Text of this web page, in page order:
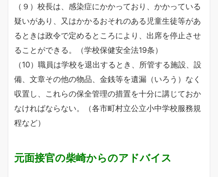
（９）校長は、感染症にかかっており、かかっている
疑いがあり、又はかかるおそれのある児童生徒等があ
るときは政令で定めるところにより、出席を停止させ
ることができる。（学校保健安全法19条）
（10）職員は学校を退出するとき、所管する施設、設
備、文章その他の物品、金銭等を遺漏（いろう）なく
収置し、これらの保全管理の措置を十分に講じておか
なければならない。（各市町村立公立小中学校服務規
程など）
元面接官の柴崎からのアドバイス